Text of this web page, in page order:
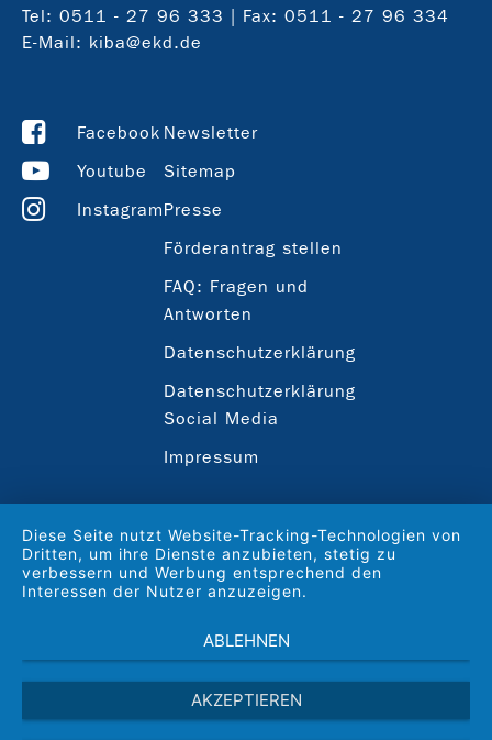
Tel: 0511 - 27 96 333
| Fax: 0511 - 27 96 334
E-Mail: kiba@ekd.de
Facebook
Youtube
Instagram
Newsletter
Sitemap
Presse
Förderantrag stellen
FAQ: Fragen und
Antworten
Datenschutzerklärung
Datenschutzerklärung
Social Media
Impressum
Diese Seite nutzt Website-Tracking-Technologien von
Dritten, um ihre Dienste anzubieten, stetig zu
verbessern und Werbung entsprechend den
Interessen der Nutzer anzuzeigen.
ABLEHNEN
AKZEPTIEREN